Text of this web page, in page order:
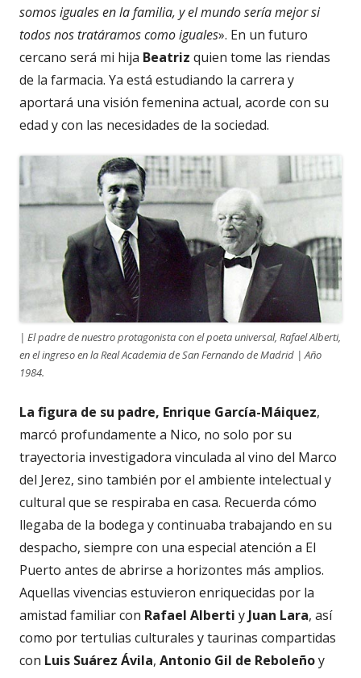
somos iguales en la familia, y el mundo sería mejor si
todos nos tratáramos como iguales». En un futuro
cercano será mi hija Beatriz quien tome las riendas
de la farmacia. Ya está estudiando la carrera y
aportará una visión femenina actual, acorde con su
edad y con las necesidades de la sociedad.
| El padre de nuestro protagonista con el poeta universal, Rafael Alberti,
en el ingreso en la Real Academia de San Fernando de Madrid | Año
1984.
La figura de su padre, Enrique García-Máiquez,
marcó profundamente a Nico, no solo por su
trayectoria investigadora vinculada al vino del Marco
del Jerez, sino también por el ambiente intelectual y
cultural que se respiraba en casa. Recuerda cómo
llegaba de la bodega y continuaba trabajando en su
despacho, siempre con una especial atención a El
Puerto antes de abrirse a horizontes más amplios.
Aquellas vivencias estuvieron enriquecidas por la
amistad familiar con Rafael Alberti y Juan Lara, así
como por tertulias culturales y taurinas compartidas
con Luis Suárez Ávila, Antonio Gil de Reboleñoy